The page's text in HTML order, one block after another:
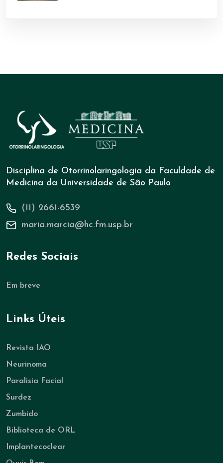
Disciplina de Otorrinolaringologia da Faculdade de
Medicina da Universidade de São Paulo
(11) 2661-6539
maria.marcia@hc.fm.usp.br
Redes Sociais
Em breve
Links Úteis
Revista IAO
Neurinoma
Paralisia Facial
Surdez
Zumbido
Biblioteca de ORL
Implantecoclear